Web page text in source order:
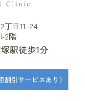
目11-24
2階
駅徒歩1分
割引サービスあり）